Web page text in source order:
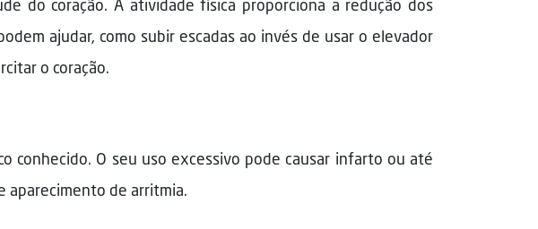
do coração. A atividade física proporciona a redução dos
ajudar, como subir escadas ao invés de usar o elevador
o coração.
conhecido. O seu uso excessivo pode causar infarto ou até
aparecimento de arritmia.